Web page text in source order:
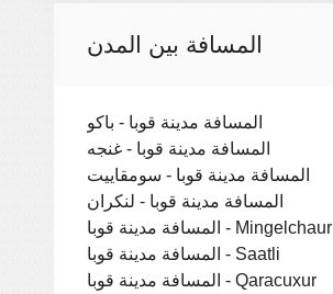
المسافة بين المدن
المسافة مدينة قوبا - باكو
المسافة مدينة قوبا - غنجه
المسافة مدينة قوبا - سومقاييت
المسافة مدينة قوبا - لنكران
المسافة مدينة قوبا - Mingelchaur
المسافة مدينة قوبا - Saatli
المسافة مدينة قوبا - Qaracuxur